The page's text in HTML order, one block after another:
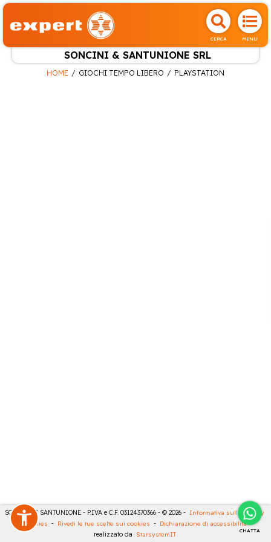
CERCA MENU
SONCINI & SANTUNIONE SRL
CHATTA
HOME GIOCHI TEMPO LIBERO PLAYSTATION
SONCINI E SANTUNIONE - P.IVA e C.F. 03124370366 - © 2026 - Informativa sulla privacy
Cookies - Rivedi le tue scelte sui cookies - Dichiarazione di accessibilità -
realizzato da StarsystemIT